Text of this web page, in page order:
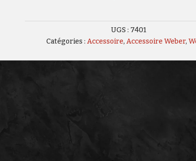
UGS : 7401
Catégories : Accessoire, Accessoire Weber,